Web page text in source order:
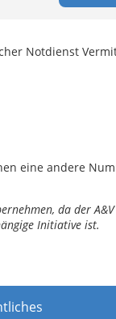
Notdienst
eine andere
da der
Initiative ist.